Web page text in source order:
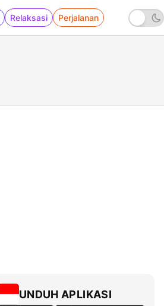
Relaksasi Perjalanan
UNDUH APLIKASI